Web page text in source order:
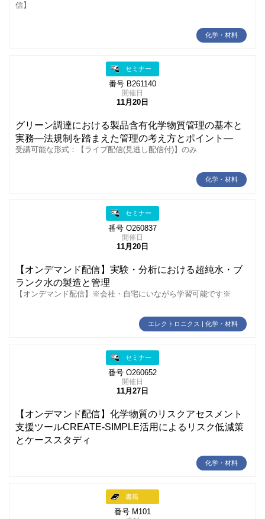
信】
化学・材料
セミナー
番号 B261140
開催日
11月20日
グリーン調達における製品含有化学物質管理の基本と
実務―法規制を踏まえた管理の考え方とポイント―
受講可能な形式：【ライブ配信(見逃し配信付)】のみ
化学・材料
セミナー
番号 O260837
開催日
11月20日
【オンデマンド配信】実験・分析における超純水・ブ
ランク水の製造と管理
【オンデマンド配信】※会社・自宅にいながら学習可能です※
エレクトロニクス | 化学・材料
セミナー
番号 O260652
開催日
11月27日
【オンデマンド配信】化学物質のリスクアセスメント
支援ツールCREATE-SIMPLE活用によるリスク低減策
とケーススタディ
化学・材料
書籍
番号 M101